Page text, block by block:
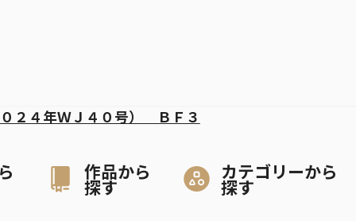
作品から
探す
カテゴリーから
探す
２４年ＷＪ４０号） ＢＦ３